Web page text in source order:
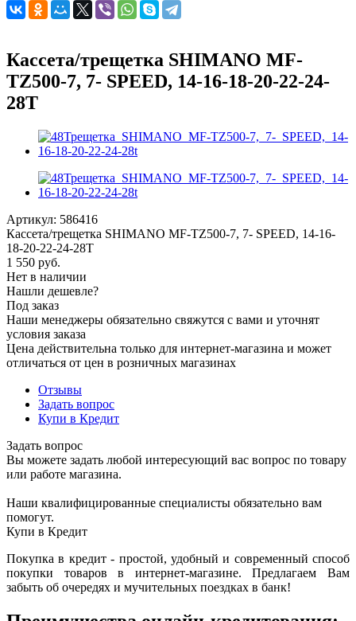
Кассета/трещетка SHIMANO MF-
TZ500-7, 7- SPEED, 14-16-18-20-22-24-
28T
Артикул: 586416
Кассета/трещетка SHIMANO MF-TZ500-7, 7- SPEED, 14-16-
18-20-22-24-28T
1 550 руб.
Нет в наличии
Нашли дешевле?
Под заказ
Наши менеджеры обязательно свяжутся с вами и уточнят
условия заказа
Цена действительна только для интернет-магазина и может
отличаться от цен в розничных магазинах
Отзывы
Задать вопрос
Купи в Кредит
Задать вопрос
Вы можете задать любой интересующий вас вопрос по товару
или работе магазина.
Наши квалифицированные специалисты обязательно вам
помогут.
Купи в Кредит
Покупка в кредит - простой, удобный и современный способ
покупки товаров в интернет-магазине. Предлагаем Вам
забыть об очередях и мучительных поездках в банк!